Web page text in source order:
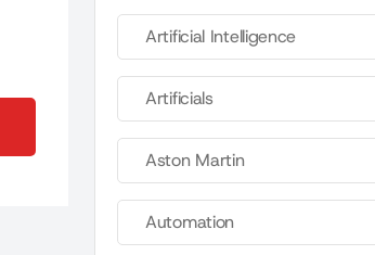
Artificial Intelligence
Artificials
Aston Martin
Automation